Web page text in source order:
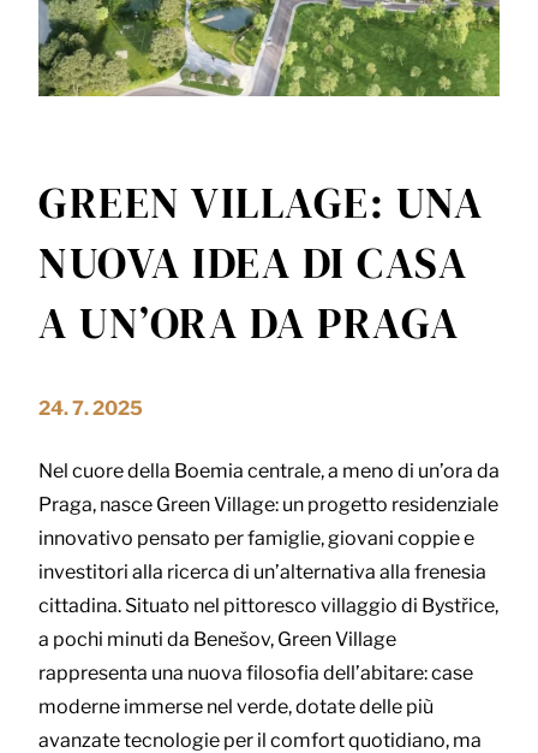
GREEN VILLAGE: UNA
NUOVA IDEA DI CASA
A UN’ORA DA PRAGA
24. 7. 2025
Nel cuore della Boemia centrale, a meno di un’ora da
Praga, nasce Green Village: un progetto residenziale
innovativo pensato per famiglie, giovani coppie e
investitori alla ricerca di un’alternativa alla frenesia
cittadina. Situato nel pittoresco villaggio di Bystřice,
a pochi minuti da Benešov, Green Village
rappresenta una nuova filosofia dell’abitare: case
moderne immerse nel verde, dotate delle più
avanzate tecnologie per il comfort quotidiano, ma